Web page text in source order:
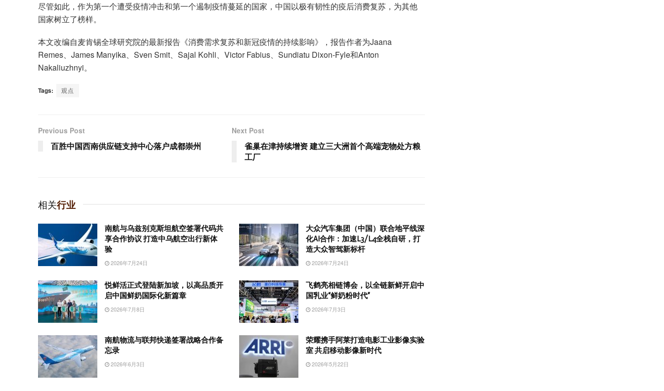
尽管如此，作为第一个遭受疫情冲击和第一个遏制疫情蔓延的国家，中国以极有韧性的疫后消费复苏，为其他
国家树立了榜样。
本文改编自麦肯锡全球研究院的最新报告《消费需求复苏和新冠疫情的持续影响》，报告作者为Jaana
Remes、James Manyika、Sven Smit、Sajal Kohli、Victor Fabius、Sundiatu Dixon-Fyle和Anton
Nakaliuzhnyi。
Tags: 观点
Previous Post
百胜中国西南供应链支持中心落户成都崇州
Next Post
雀巢在津持续增资 建立三大洲首个高端宠物处方粮
工厂
相关行业
南航与乌兹别克斯坦航空签署代码共
享合作协议 打造中乌航空出行新体
验
2026年7月24日
大众汽车集团（中国）联合地平线深
化AI合作：加速L3/L4全栈自研，打
造大众智驾新标杆
2026年7月24日
悦鲜活正式登陆新加坡，以高品质开
启中国鲜奶国际化新篇章
2026年7月8日
飞鹤亮相链博会，以全链新鲜开启中
国乳业“鲜奶粉时代”
2026年7月3日
南航物流与联邦快递签署战略合作备
忘录
2026年6月3日
荣耀携手阿莱打造电影工业影像实验
室 共启移动影像新时代
2026年5月22日